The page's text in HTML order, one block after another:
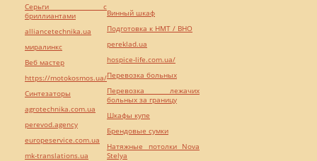
Серьги с
бриллиантами
alliancetechnika.ua
миралинкс
Веб мастер
https://motokosmos.ua/
Синтезаторы
agrotechnika.com.ua
perevod.agency
europeservice.com.ua
mk-translations.ua
Винный шкаф
Подготовка к НМТ / ВНО
pereklad.ua
hospice-life.com.ua/
Перевозка больных
Перевозка лежачих
больных за границу
Шкафы купе
Брендовые сумки
Натяжные потолки Nova
Stelya